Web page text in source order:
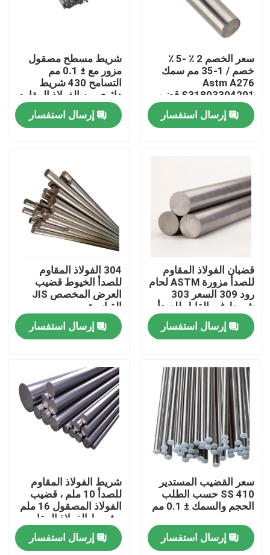
المنزل
فيديوهات
حولنا
مراقبة الجودة
اتصل بنا
اطلب اقتباس
صفائح الفولاذ المقاوم للصدأ
سعر الخصم 2 ٪ -5 ٪
خصم / 1-35 مم سمك
Astm A276
S31803304201 قضيب
معدني دائري من الفولاذ
المقاوم للصدأإرسال استفسار
شريط مسطح مصقول
مزور مع ± 0.1 مم
التسامح 430 شريط
دائري من الفولاذ المقاوم
للصدأ Ss Bar Stock
إرسال استفسار
قضبان الفولاذ المقاوم
للصدأ مزورة ASTM لحام
رود 309 السعر 303
شريط غير القابل للصدأ
إرسال استفسار
304 الفولاذ المقاوم
للصدأ الخيوط قضيب
العرض المخصص JIS
القياسية
إرسال استفسار
سعر القضيب المستدير
SS 410 حسب الطلب
الحجم والسمك ± 0.1 مم
إرسال استفسار
شريط الفولاذ المقاوم
للصدأ 10 ملم ، قضيب
الفولاذ المصقول 16 ملم
، شريط الفولاذ المقاوم
للصدأ ، شريط الفولاذ
المقاوم للصدأ 20 ملم
إرسال استفسار